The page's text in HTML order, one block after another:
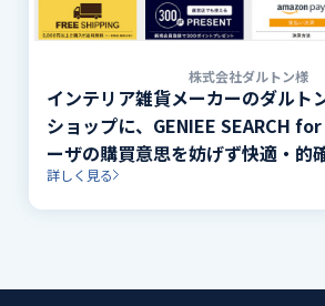
株式会社ダルトン様
インテリア雑貨メーカーのダルト
ショップに、GENIEE SEARCH
ーザの購買意思を妨げず快適・的
繋げるナビゲーションを実現しまし
詳しく見る